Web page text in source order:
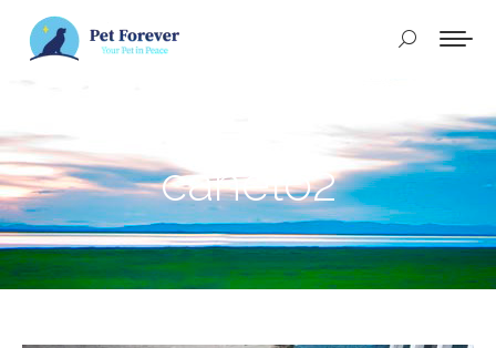
Buscar:
canelo2